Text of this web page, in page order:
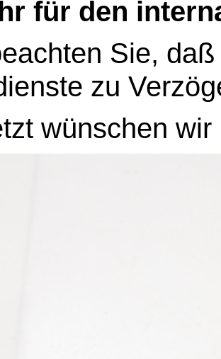
für den
Sie,
zu
wünschen